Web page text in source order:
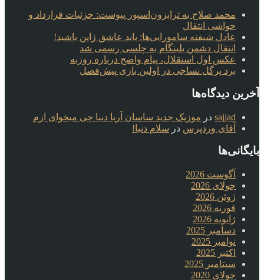
محمد صلاح به ترابزون‌اسپور پیوست: جزئیات قرارداد و
حواشی انتقال
عادل شیفته سامورایی‌ها: باید عاشق ژاپن باشید!
انتقال دشمن بلینگام به چلسی رسمی شد
عکس اول استقلال، پیام واضح درباره روزبه
برد پرگل نساجی در اولین بازی پیش‌فصل
آخرین دیدگاه‌ها
sajjad در موزیک جدید ساسان آریا دنیا چی میخوای ازم
آقای وردپرس در سلام دنیا!
بایگانی‌ها
آگوست 2026
جولای 2026
ژوئن 2026
فوریه 2026
ژانویه 2026
دسامبر 2025
نوامبر 2025
اکتبر 2025
سپتامبر 2025
جولای 2020